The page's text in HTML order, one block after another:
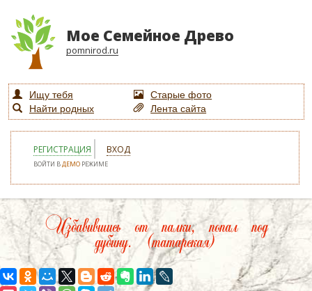
Мое Семейное Древо
pomnirod.ru
Ищу тебя
Старые фото
Найти родных
Лента сайта
РЕГИСТРАЦИЯ ВХОД
ВОЙТИ ВДЕМО РЕЖИМЕ
Избавившись от палки, попал под
дубину. (татарская)